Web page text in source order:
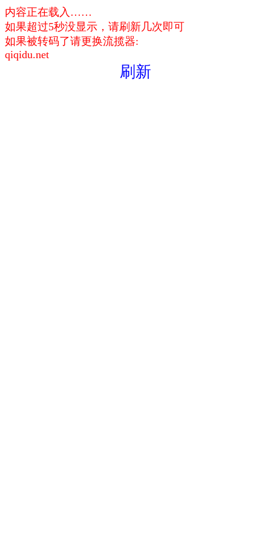
内容正在载入……
如果超过5秒没显示，请刷新几次即可
如果被转码了请更换流揽器:
qiqidu.net
刷新